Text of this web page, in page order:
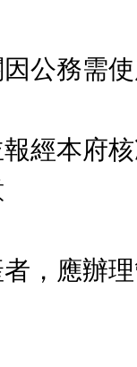
務需使
經本府
，應辦